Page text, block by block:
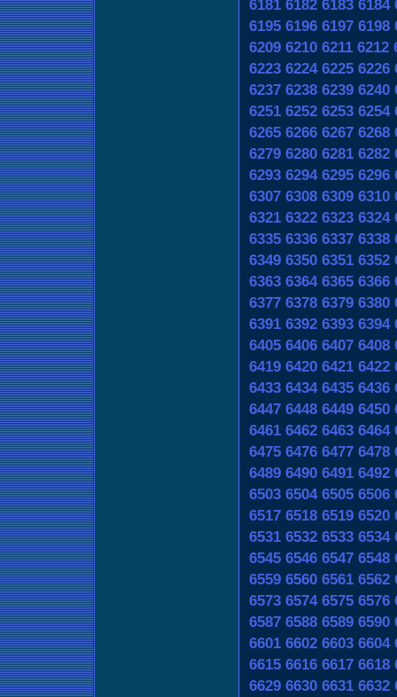
6181 6182 6183 6184
6195 6196 6197 6198
6209 6210 6211 6212
6223 6224 6225 6226
6237 6238 6239 6240
6251 6252 6253 6254
6265 6266 6267 6268
6279 6280 6281 6282
6293 6294 6295 6296
6307 6308 6309 6310
6321 6322 6323 6324
6335 6336 6337 6338
6349 6350 6351 6352
6363 6364 6365 6366
6377 6378 6379 6380
6391 6392 6393 6394
6405 6406 6407 6408
6419 6420 6421 6422
6433 6434 6435 6436
6447 6448 6449 6450
6461 6462 6463 6464
6475 6476 6477 6478
6489 6490 6491 6492
6503 6504 6505 6506
6517 6518 6519 6520
6531 6532 6533 6534
6545 6546 6547 6548
6559 6560 6561 6562
6573 6574 6575 6576
6587 6588 6589 6590
6601 6602 6603 6604
6615 6616 6617 6618
6629 6630 6631 6632